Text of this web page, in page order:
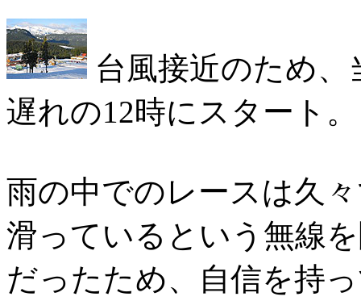
台風接近のため
遅れの12時にスタート
雨の中でのレースは久
滑っているという無線
だったため、自信を持